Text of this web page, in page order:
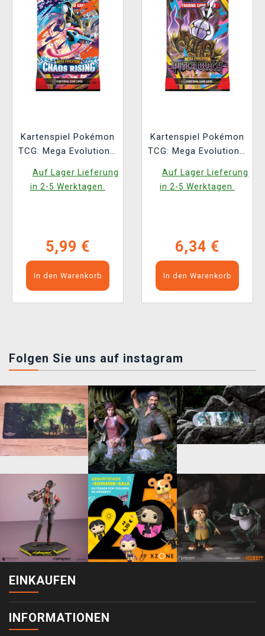
Kartenspiel Pokémon
TCG: Mega Evolution -
Booster (10 Karten)
(ENGLISCHE
Auf Lager Lieferung
in 2-5 Werktagen.
5,99 €
In den Warenkorb
Kartenspiel Pokémon
TCG: Mega Evolution -
(10 Karten)
(ENGLISCHE
Auf Lager Lieferung
in 2-5 Werktagen.
6,34 €
In den Warenkorb
Folgen Sie uns auf instagram
EINKAUFEN
INFORMATIONEN